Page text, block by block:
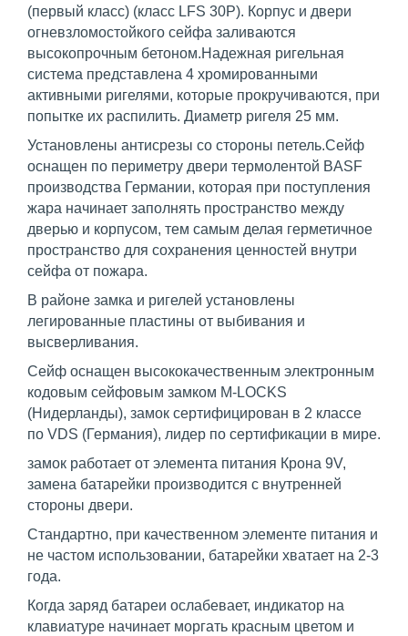
(первый класс) (класс LFS 30P). Корпус и двери
огневзломостойкого сейфа заливаются
высокопрочным бетоном.Надежная ригельная
система представлена 4 хромированными
активными ригелями, которые прокручиваются, при
попытке их распилить. Диаметр ригеля 25 мм.
Установлены антисрезы со стороны петель.Сейф
оснащен по периметру двери термолентой BASF
производства Германии, которая при поступления
жара начинает заполнять пространство между
дверью и корпусом, тем самым делая герметичное
пространство для сохранения ценностей внутри
сейфа от пожара.
В районе замка и ригелей установлены
легированные пластины от выбивания и
высверливания.
Сейф оснащен высококачественным электронным
кодовым сейфовым замком M-LOCKS
(Нидерланды), замок сертифицирован в 2 классе
по VDS (Германия), лидер по сертификации в мире.
замок работает от элемента питания Крона 9V,
замена батарейки производится с внутренней
стороны двери.
Стандартно, при качественном элементе питания и
не частом использовании, батарейки хватает на 2-3
года.
Когда заряд батареи ослабевает, индикатор на
клавиатуре начинает моргать красным цветом и